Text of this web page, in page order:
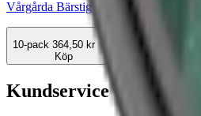
Vårgårda Bärstig White Portion
10-pack 364,50 kr
Köp
Kundservice